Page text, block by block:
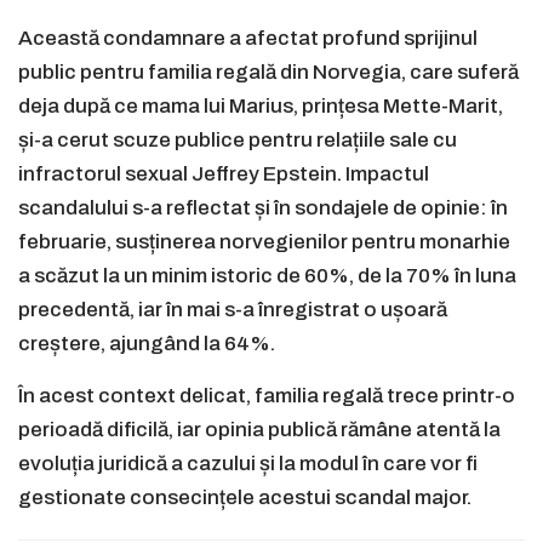
Această condamnare a afectat profund sprijinul
public pentru familia regală din Norvegia, care suferă
deja după ce mama lui Marius, prințesa Mette-Marit,
și-a cerut scuze publice pentru relațiile sale cu
infractorul sexual Jeffrey Epstein. Impactul
scandalului s-a reflectat și în sondajele de opinie: în
februarie, susținerea norvegienilor pentru monarhie
a scăzut la un minim istoric de 60%, de la 70% în luna
precedentă, iar în mai s-a înregistrat o ușoară
creștere, ajungând la 64%.
În acest context delicat, familia regală trece printr-o
perioadă dificilă, iar opinia publică rămâne atentă la
evoluția juridică a cazului și la modul în care vor fi
gestionate consecințele acestui scandal major.